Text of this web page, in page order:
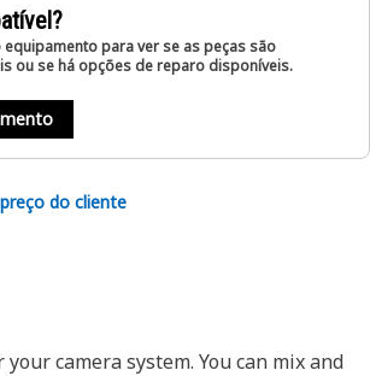
equipamento para ver se as peças são
ou se há opções de reparo disponíveis.
do cliente
camera system. You can mix and